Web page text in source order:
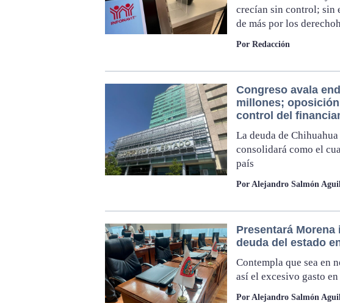
crecían sin control; sin
de más por los
Por Redacción
Congreso avala
millones;
control del
La deuda de
consolidará como el
país
Por Alejandro Salmón
Presentará
deuda del estado
Contempla que sea en
así el excesivo gasto
Por Alejandro Salmón